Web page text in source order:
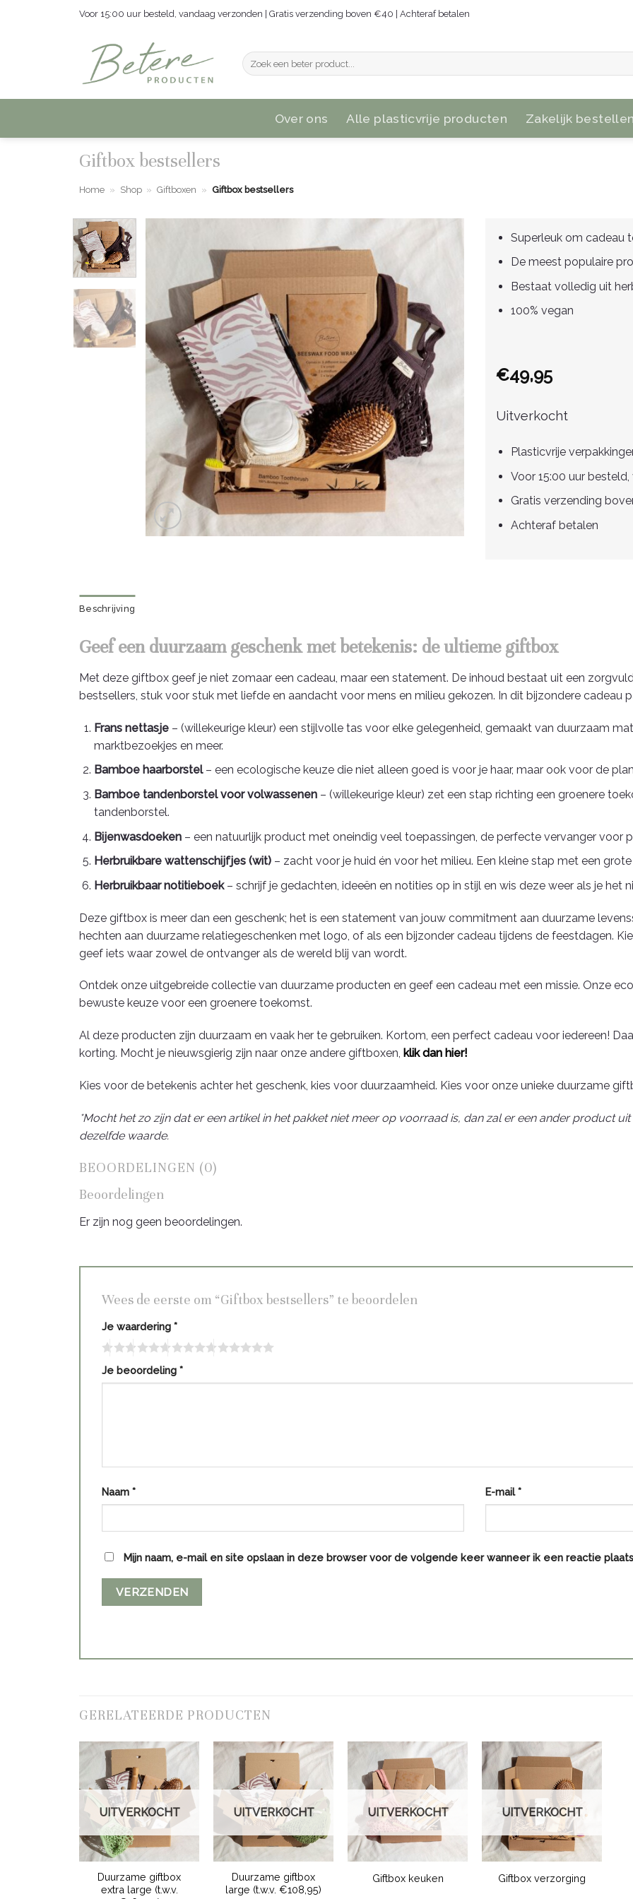
Voor 15:00 uur besteld, vandaag verzonden | Gratis verzending boven €40 | Achteraf betalen
Zoeken
naar:
Over ons Alle plasticvrije producten Zakelijk
Giftbox bestsellers
Home » Shop » Giftboxen » Giftbox bestsellers
Superleuk om cadeau
De meest populaire
Bestaat volledig uit
100% vegan
€49,95
Uitverkocht
Plasticvrije
Voor 15:00 uur
Gratis verzending
Achteraf betalen
Beschrijving
Geef een duurzaam geschenk met betekenis: de ultieme giftbox
Met deze giftbox geef je niet zomaar een cadeau, maar een statement. De inhoud bestaat uit een
bestsellers, stuk voor stuk met liefde en aandacht voor mens en milieu gekozen. In dit bijzondere cadeau
Frans nettasje– (willekeurige kleur) een stijlvolle tas voor elke gelegenheid, gemaakt van duurzaam
marktbezoekjes en meer.
Bamboe haarborstel– een ecologische keuze die niet alleen goed is voor je haar, maar ook voor de
Bamboe tandenborstel voor volwassenen– (willekeurige kleur) zet een stap richting een groenere
tandenborstel.
Bijenwasdoeken– een natuurlijk product met oneindig veel toepassingen, de perfecte vervanger voor
Herbruikbare wattenschijfjes (wit)– zacht voor je huid én voor het milieu. Een kleine stap met een
Herbruikbaar notitieboek– schrijf je gedachten, ideeën en notities op in stijl en wis deze weer als je het
Deze giftbox is meer dan een geschenk; het is een statement van jouw commitment aan duurzame
hechten aan duurzame relatiegeschenken met logo, of als een bijzonder cadeau tijdens de feestdagen.
geef iets waar zowel de ontvanger als de wereld blij van wordt.
Ontdek onze uitgebreide collectie van duurzame producten en geef een cadeau met een missie. Onze
bewuste keuze voor een groenere toekomst.
Al deze producten zijn duurzaam en vaak her te gebruiken. Kortom, een perfect cadeau voor iedereen!
korting. Mocht je nieuwsgierig zijn naar onze andere giftboxen, klik dan hier!
Kies voor de betekenis achter het geschenk, kies voor duurzaamheid. Kies voor onze unieke duurzame
*Mocht het zo zijn dat er een artikel in het pakket niet meer op voorraad is, dan zal er een ander product
dezelfde waarde.
BEOORDELINGEN (0)
Beoordelingen
Er zijn nog geen beoordelingen.
Wees de eerste om “Giftbox bestsellers” te beoordelen
Je waardering *
Je beoordeling *
Naam * E-mail*
Mijn naam, e-mail en site opslaan in deze browser voor de volgende keer wanneer ik een reactie
GERELATEERDE PRODUCTEN
UITVERKOCHT
Duurzame giftbox
extra large (t.w.v.
UITVERKOCHT
Duurzame giftbox
large (t.w.v. €108,95)
UITVERKOCHT
Giftbox keuken
UITVERKOCHT
Giftbox verzorging